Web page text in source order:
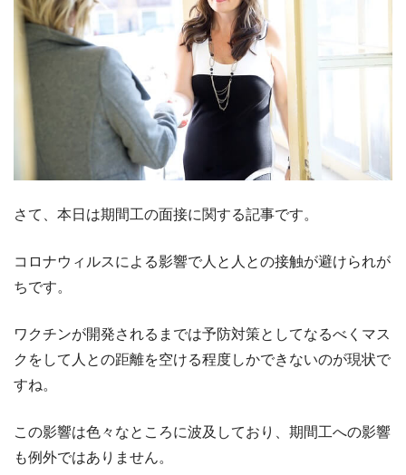
さて、本日は期間工の面接に関する記事です。
コロナウィルスによる影響で人と人との接触が避けられが
ちです。
ワクチンが開発されるまでは予防対策としてなるべくマス
クをして人との距離を空ける程度しかできないのが現状で
すね。
この影響は色々なところに波及しており、期間工への影響
も例外ではありません。